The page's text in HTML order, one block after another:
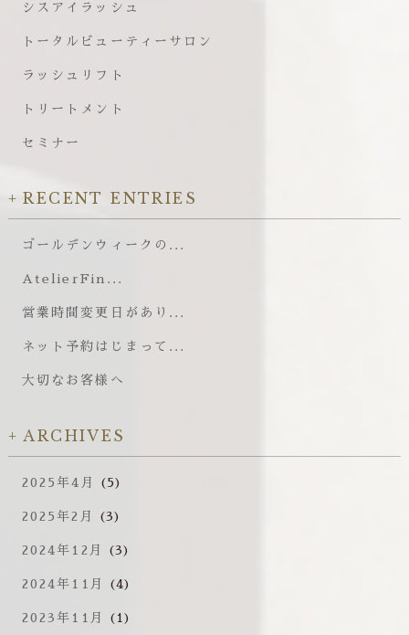
シスアイラッシュ
トータルビューティーサロン
ラッシュリフト
トリートメント
セミナー
RECENT ENTRIES
ゴールデンウィークの...
AtelierFin...
営業時間変更日があり...
ネット予約はじまって...
大切なお客様へ
ARCHIVES
2025年4月 (5)
2025年2月 (3)
2024年12月 (3)
2024年11月 (4)
2023年11月 (1)